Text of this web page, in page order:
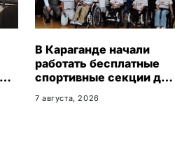
В Караганде начали
работать бесплатные
спортивные секции для
7 августа, 2026